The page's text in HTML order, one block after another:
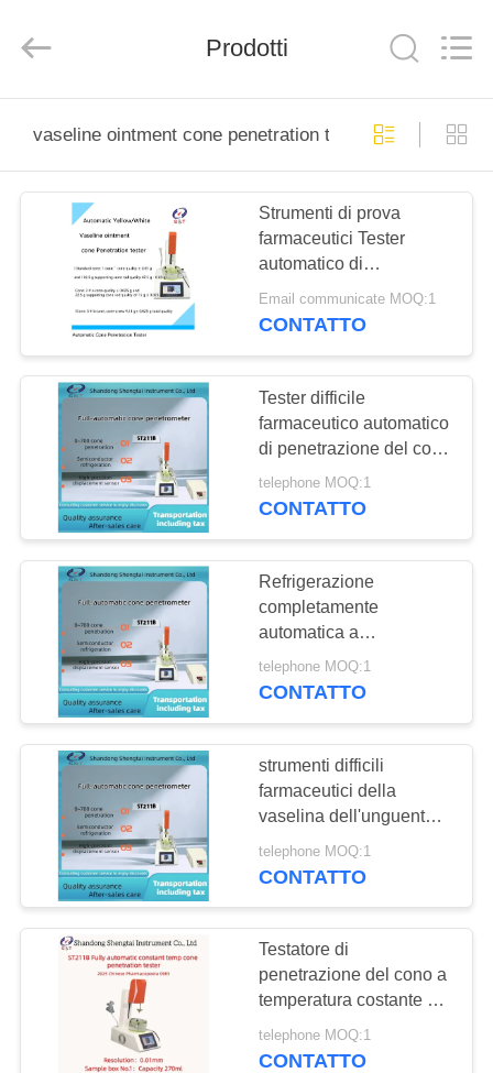
PRODOTTI
CIRCA
GIRO
DELLA
FABBRICA
CONTROLLO
DI
QUALITÀ
CONTATTICI
RICHIEDA
UNA
CITAZIONE
MAPPA
DEL
SITO
PRIVACY
POLICY
instrument
co.,ltd.
Prodotti
vaseline ointment cone penetration tester
Strumenti di prova
farmaceutici Tester
automatico di
penetrazione del cono
con unguento di
Email communicate MOQ:1
CONTATTO
Tester difficile
farmaceutico automatico
di penetrazione del cono
dell'unguento della
vaselina degli strumenti
telephone MOQ:1
CONTATTO
Refrigerazione
completamente
automatica a
semiconduttore del
tester di penetrazione
temperatura costante di
ST211B
telephone MOQ:1
CONTATTO
strumenti difficili
farmaceutici della
vaselina dell'unguento
del cono tester
giallo/bianco di
telephone MOQ:1
CONTATTO
Testatore di
penetrazione del cono a
temperatura costante di
vaselina 10 - 50°C
Giudizio automatico
telephone MOQ:1
CONTATTO